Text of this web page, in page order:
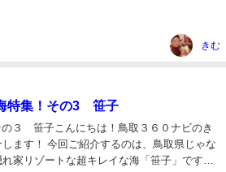
きむ
特集！その3 笹子
３ 笹子こんにちは！鳥取３６０ナビのき
ます！ 今回ご紹介するのは、鳥取県じゃな
家リゾートな超キレイな海「笹子」です！